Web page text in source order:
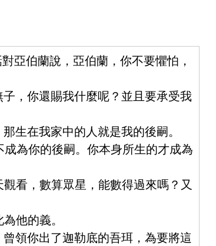
亞伯蘭說，亞伯蘭，你不要懼怕，
，你還賜我什麼呢？並且要承受我
生在我家中的人就是我的後嗣。
為你的後嗣。你本身所生的才成為
看，數算眾星，能數得過來嗎？又
他的義。
領你出了迦勒底的吾珥，為要將這